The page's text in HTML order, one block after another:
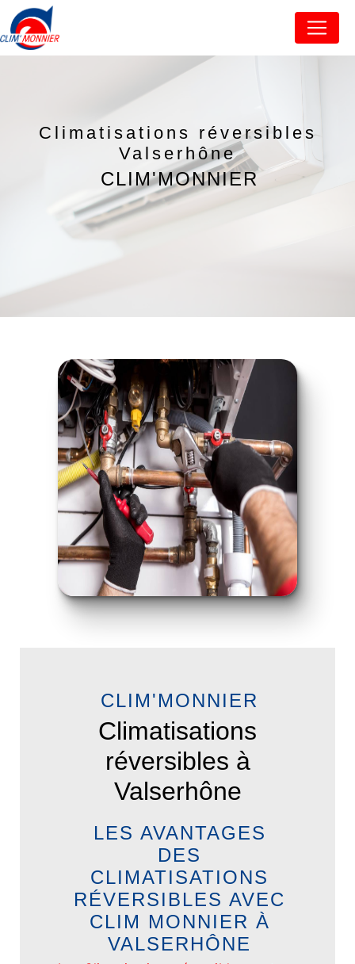
Climatisations réversibles
Valserhône
CLIM'MONNIER
CLIM'MONNIER
Climatisations
réversibles à
Valserhône
LES AVANTAGES
DES
CLIMATISATIONS
RÉVERSIBLES AVEC
CLIM MONNIER À
VALSERHÔNE
Panneau de gestion des cookies